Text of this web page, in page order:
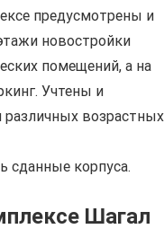
предусмотрены и
новостройки
помещений, а на
Учтены и
возрастных
сданные корпуса.
Шагал